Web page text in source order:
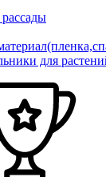
для